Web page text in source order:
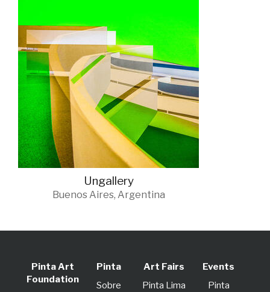
Ungallery
Buenos Aires, Argentina
Pinta Art
Foundation
Pinta
Sobre
Art Fairs
Pinta Lima
Events
Pinta